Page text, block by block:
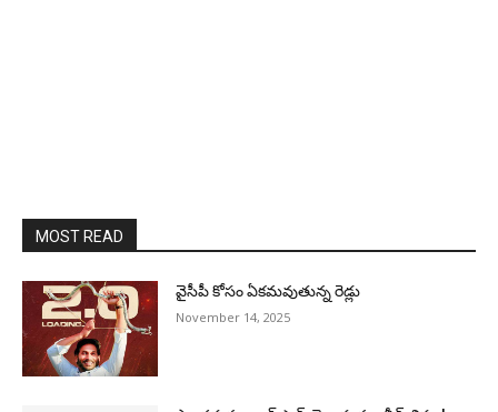
MOST READ
వైసీపీ కోసం ఏక‌మ‌వుతున్న రెడ్లు
November 14, 2025